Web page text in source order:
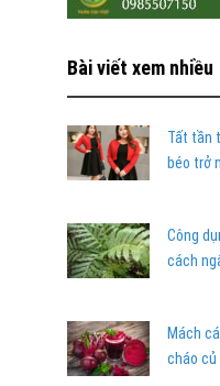
Bài viết xem nhiều
Tất tần
béo trở
Công
cách
Mách
cháo củ